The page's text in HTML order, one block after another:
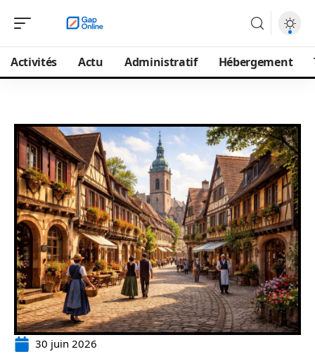
Activités Actu Administratif Hébergement
30 juin 2026